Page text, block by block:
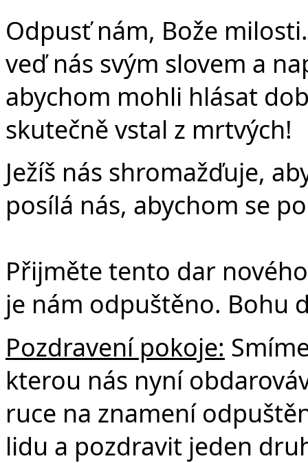
Odpusť nám, Bože
veď nás svým slovem a
abychom mohli hlásat
skutečně vstal z mrtvých!
Ježíš nás shromažďuje,
posílá nás, abychom se
Přijměte tento dar
je nám odpuštěno. Bohu
Pozdravení pokoje:
kterou nás nyní
ruce na znamení
lidu a pozdravit jeden